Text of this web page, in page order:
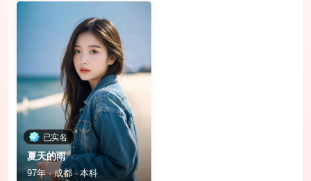
已实名
夏天的雨
97年 · 成都 · 本科